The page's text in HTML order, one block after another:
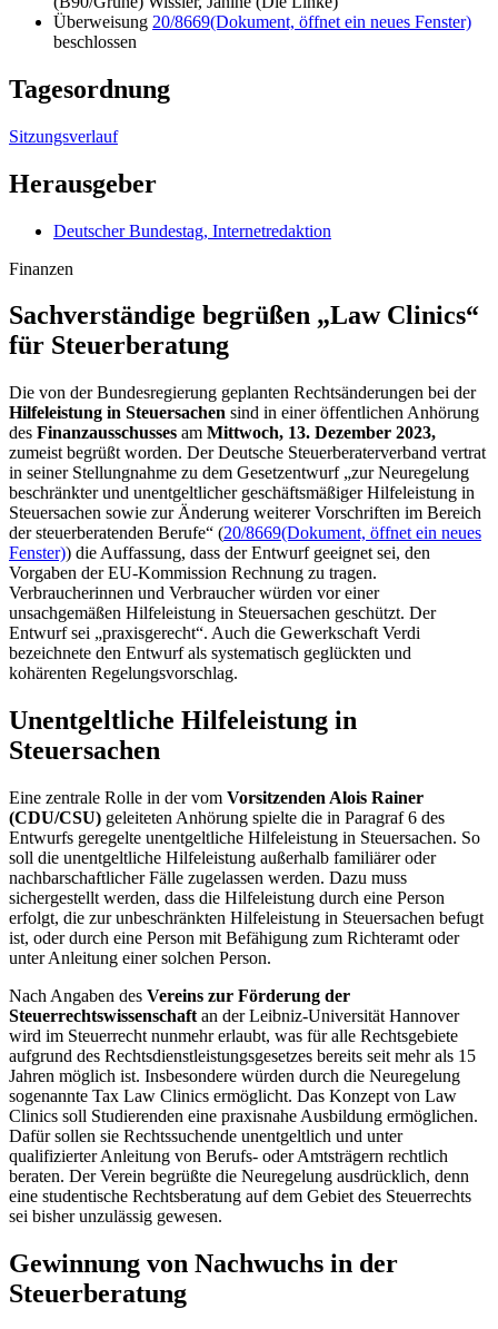
Überweisung 20/8669(Dokument, öffnet ein neues Fenster)
beschlossen
Tagesordnung
Sitzungsverlauf
Herausgeber
Deutscher Bundestag, Internetredaktion
Finanzen
Sachverständige begrüßen „Law Clinics“
für Steuerberatung
Die von der Bundesregierung geplanten Rechtsänderungen bei der
Hilfeleistung in Steuersachen sind in einer öffentlichen Anhörung
des Finanzausschusses am Mittwoch, 13. Dezember 2023,
zumeist begrüßt worden. Der Deutsche Steuerberaterverband vertrat
in seiner Stellungnahme zu dem Gesetzentwurf „zur Neuregelung
beschränkter und unentgeltlicher geschäftsmäßiger Hilfeleistung in
Steuersachen sowie zur Änderung weiterer Vorschriften im Bereich
der steuerberatenden Berufe“ (20/8669(Dokument, öffnet ein neues
Fenster)) die Auffassung, dass der Entwurf geeignet sei, den
Vorgaben der EU-Kommission Rechnung zu tragen.
Verbraucherinnen und Verbraucher würden vor einer
unsachgemäßen Hilfeleistung in Steuersachen geschützt. Der
Entwurf sei „praxisgerecht“. Auch die Gewerkschaft Verdi
bezeichnete den Entwurf als systematisch geglückten und
kohärenten Regelungsvorschlag.
Unentgeltliche Hilfeleistung in
Steuersachen
Eine zentrale Rolle in der vom Vorsitzenden Alois Rainer
(CDU/CSU) geleiteten Anhörung spielte die in Paragraf 6 des
Entwurfs geregelte unentgeltliche Hilfeleistung in Steuersachen. So
soll die unentgeltliche Hilfeleistung außerhalb familiärer oder
nachbarschaftlicher Fälle zugelassen werden. Dazu muss
sichergestellt werden, dass die Hilfeleistung durch eine Person
erfolgt, die zur unbeschränkten Hilfeleistung in Steuersachen befugt
ist, oder durch eine Person mit Befähigung zum Richteramt oder
unter Anleitung einer solchen Person.
Nach Angaben des Vereins zur Förderung der
Steuerrechtswissenschaft an der Leibniz-Universität Hannover
wird im Steuerrecht nunmehr erlaubt, was für alle Rechtsgebiete
aufgrund des Rechtsdienstleistungsgesetzes bereits seit mehr als 15
Jahren möglich ist. Insbesondere würden durch die Neuregelung
sogenannte Tax Law Clinics ermöglicht. Das Konzept von Law
Clinics soll Studierenden eine praxisnahe Ausbildung ermöglichen.
Dafür sollen sie Rechtssuchende unentgeltlich und unter
qualifizierter Anleitung von Berufs- oder Amtsträgern rechtlich
beraten. Der Verein begrüßte die Neuregelung ausdrücklich, denn
eine studentische Rechtsberatung auf dem Gebiet des Steuerrechts
sei bisher unzulässig gewesen.
Gewinnung von Nachwuchs in der
Steuerberatung